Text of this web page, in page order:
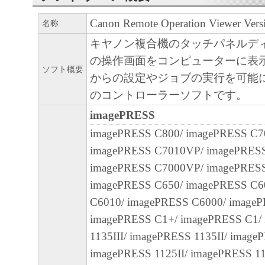
通じ接続される複数のコンピューター（以
と言います。）において、「本ソフトウェ
契約書においては、「本ソフトウェア」を
の記憶媒体上にインストールすること、ま
ターにおいて表示すること、アクセスする
実行することのいずれも含むものとします
非独占的権利をお客様に対して許諾します
た「指定機器」にネットワークを通じて接
ューター上で、かかるコンピューターの使
「本ソフトウェア」を使用させることがで
るコンピューターの使用者に本契約書上の
を遵守させるとともに、その履行に関し全
を条件とします。
(2) お客様は、上記(1)に基づいて「本ソフ
するためのバックアップとして、「本ソフ
名称 Canon Remote Operation Viewer
ソフト概要
キヤノン複合機のタッチパネルデ
の操作画面をコンピューターに表
からの設定やジョブの実行を可能
のコントローラーソフトです。
imagePRESS
imagePRESS C800/ imagePRESS
imagePRESS C7010VP/
imagePRESS C7000VP/
imagePRESS C650/ imagePRESS
C6010/ imagePRESS C6000/
imagePRESS C1+/ imagePRESS C1/
1135III/ imagePRESS 1135II/
imagePRESS 1125II/ imagePRESS